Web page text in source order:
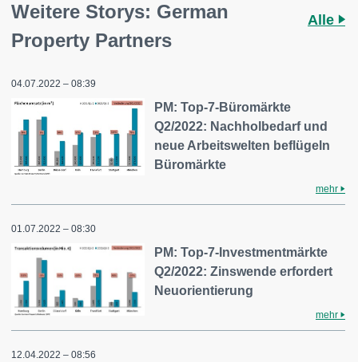
Weitere Storys: German
Property Partners
Alle
04.07.2022 – 08:39
PM: Top-7-Büromärkte
Q2/2022: Nachholbedarf und
neue Arbeitswelten beflügeln
Büromärkte
mehr
01.07.2022 – 08:30
PM: Top-7-Investmentmärkte
Q2/2022: Zinswende erfordert
Neuorientierung
mehr
12.04.2022 – 08:56